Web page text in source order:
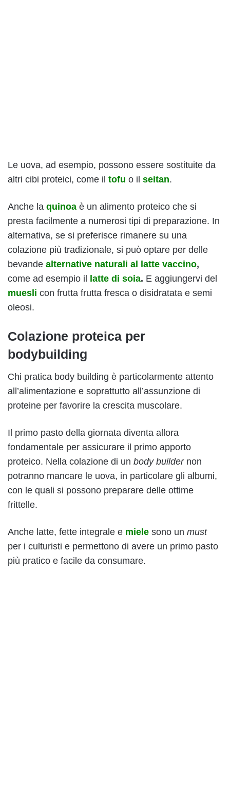
Le uova, ad esempio, possono essere sostituite da
altri cibi proteici, come il tofu o il seitan.
Anche la quinoa è un alimento proteico che si
presta facilmente a numerosi tipi di preparazione. In
alternativa, se si preferisce rimanere su una
colazione più tradizionale, si può optare per delle
bevande alternative naturali al latte vaccino,
come ad esempio il latte di soia. E aggiungervi del
muesli con frutta frutta fresca o disidratata e semi
oleosi.
Colazione proteica per
bodybuilding
Chi pratica body building è particolarmente attento
all’alimentazione e soprattutto all’assunzione di
proteine per favorire la crescita muscolare.
Il primo pasto della giornata diventa allora
fondamentale per assicurare il primo apporto
proteico. Nella colazione di un body buildernon
potranno mancare le uova, in particolare gli albumi,
con le quali si possono preparare delle ottime
frittelle.
Anche latte, fette integrale e miele sono un must
per i culturisti e permettono di avere un primo pasto
più pratico e facile da consumare.